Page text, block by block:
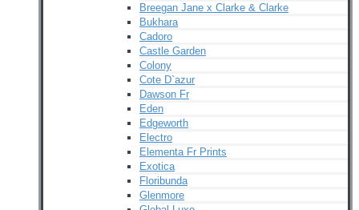
Breegan Jane x Clarke & Clarke
Bukhara
Cadoro
Castle Garden
Colony
Cote D`azur
Dawson Fr
Eden
Edgeworth
Electro
Elementa Fr Prints
Exotica
Floribunda
Glenmore